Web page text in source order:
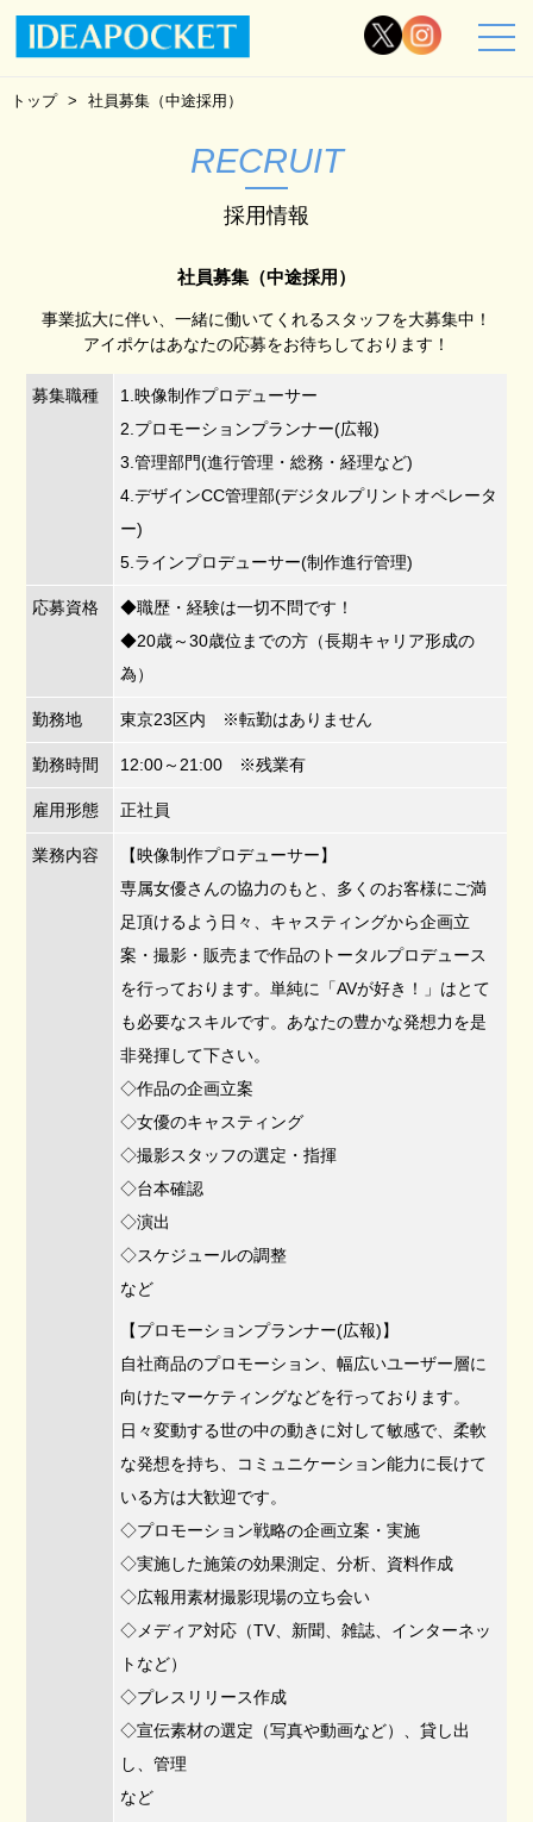
トップ 社員募集（中途採用）
RECRUIT
採用情報
社員募集（中途採用）
事業拡大に伴い、一緒に働いてくれるスタッフを大募集中！
アイポケはあなたの応募をお待ちしております！
募集職種
1.映像制作プロデューサー
2.プロモーションプランナー(広報)
3.管理部門(進行管理・総務・経理など)
4.デザインCC管理部(デジタルプリントオペレータ
ー)
5.ラインプロデューサー(制作進行管理)
応募資格
◆職歴・経験は一切不問です！
◆20歳～30歳位までの方（長期キャリア形成の
為）
勤務地 東京23区内 ※転勤はありません
勤務時間 12:00～21:00 ※残業有
雇用形態 正社員
業務内容
【映像制作プロデューサー】
専属女優さんの協力のもと、多くのお客様にご満
足頂けるよう日々、キャスティングから企画立
案・撮影・販売まで作品のトータルプロデュース
を行っております。単純に「AVが好き！」はとて
も必要なスキルです。あなたの豊かな発想力を是
非発揮して下さい。
◇作品の企画立案
◇女優のキャスティング
◇撮影スタッフの選定・指揮
◇台本確認
◇演出
◇スケジュールの調整
など
【プロモーションプランナー(広報)】
自社商品のプロモーション、幅広いユーザー層に
向けたマーケティングなどを行っております。
日々変動する世の中の動きに対して敏感で、柔軟
な発想を持ち、コミュニケーション能力に長けて
いる方は大歓迎です。
◇プロモーション戦略の企画立案・実施
◇実施した施策の効果測定、分析、資料作成
◇広報用素材撮影現場の立ち会い
◇メディア対応（TV、新聞、雑誌、インターネッ
トなど）
◇プレスリリース作成
◇宣伝素材の選定（写真や動画など）、貸し出
し、管理
など